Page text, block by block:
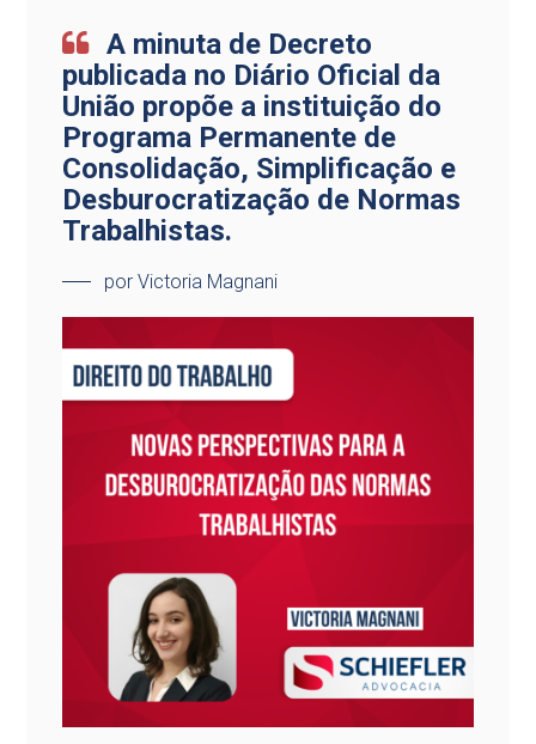
A minuta de Decreto
publicada no Diário Oficial da
União propõe a instituição do
Programa Permanente de
Consolidação, Simplificação e
Desburocratização de Normas
Trabalhistas.
por Victoria Magnani